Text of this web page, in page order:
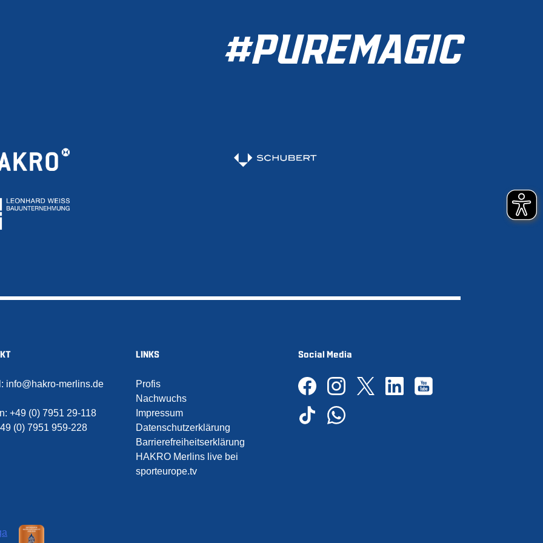
#PUREMAGIC
info@hakro-merlins.de
+49 (0) 7951 29-118
(0) 7951 959-228
LINKS
Profis
Nachwuchs
Impressum
Datenschutzerklärung
Barrierefreiheitserklärung
HAKRO Merlins live bei
sporteurope.tv
Social Media